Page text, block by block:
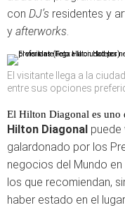
con DJ’s residentes y
y afterworks.
El visitante llega a la
entre sus opciones
El Hilton Diagonal es uno
Hilton Diagonal puede
galardonado por los
negocios del Mundo
los que recomiendan,
haber estado en el